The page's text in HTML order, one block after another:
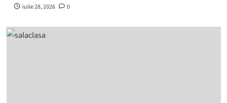
iulie 28, 2026 0